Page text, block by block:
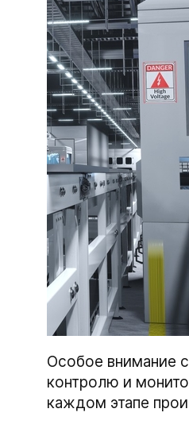
Особое внимание
контролю и
каждом этапе